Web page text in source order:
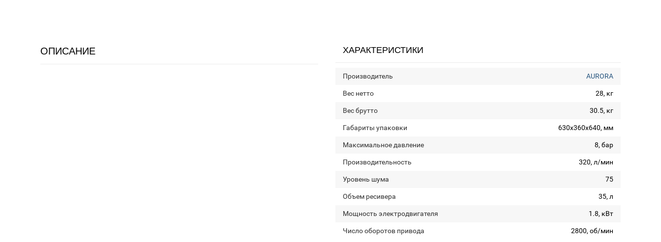
ОПИСАНИЕ ХАРАКТЕРИСТИКИ
Производитель AURORA
Вес нетто 28, кг
Вес брутто 30.5, кг
Габариты упаковки 630х360х640, мм
Максимальное давление 8, бар
Производительность 320, л/мин
Уровень шума 75
Объем ресивера 35, л
Мощность электродвигателя 1.8, кВт
Число оборотов привода 2800, об/мин